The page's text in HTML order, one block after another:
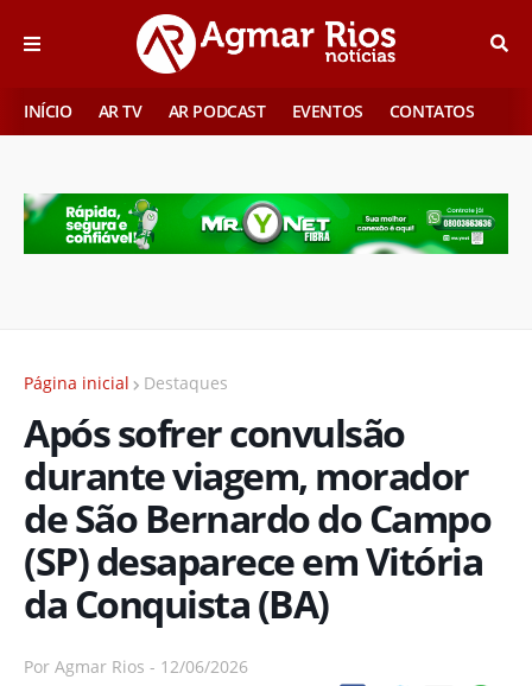
INÍCIO AR TV AR PODCAST EVENTOS CONTATOS
Página inicial Destaques
Após sofrer convulsão
durante viagem, morador
de São Bernardo do Campo
(SP) desaparece em Vitória
da Conquista (BA)
Por Agmar Rios - 12/06/2026